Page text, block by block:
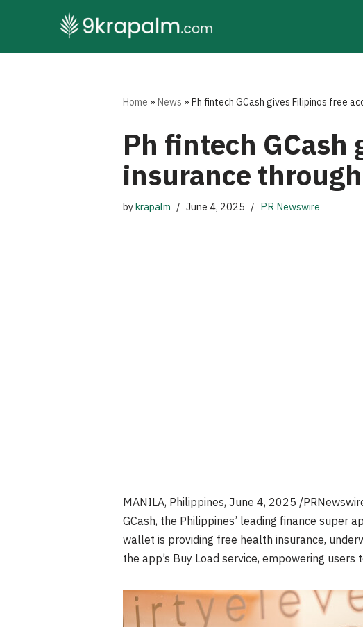
to
Home »News »Ph fintech GCash gives Filipinos free
Ph fintech GCash
insurance
bykrapalm June 4, 2025 PR Newswire
MANILA, Philippines, June 4, 2025/
GCash, the Philippines’ leading finance super
wallet is providing free health insurance,
the app’s Buy Load service, empowering